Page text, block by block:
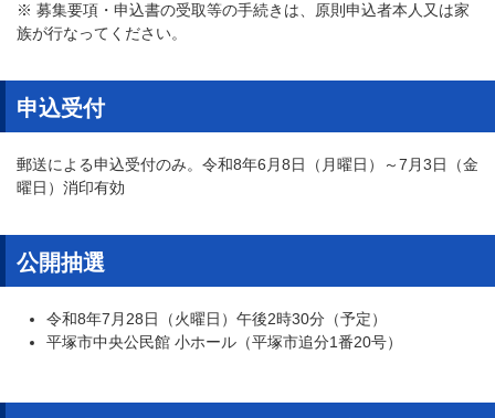
※ 募集要項・申込書の受取等の手続きは、原則申込者本人又は家
族が行なってください。
申込受付
郵送による申込受付のみ。令和8年6月8日（月曜日）～7月3日（金
曜日）消印有効
​公開抽選
令和8年7月28日（火曜日）午後2時30分（予定）
平塚市中央公民館 小ホール（平塚市追分1番20号）